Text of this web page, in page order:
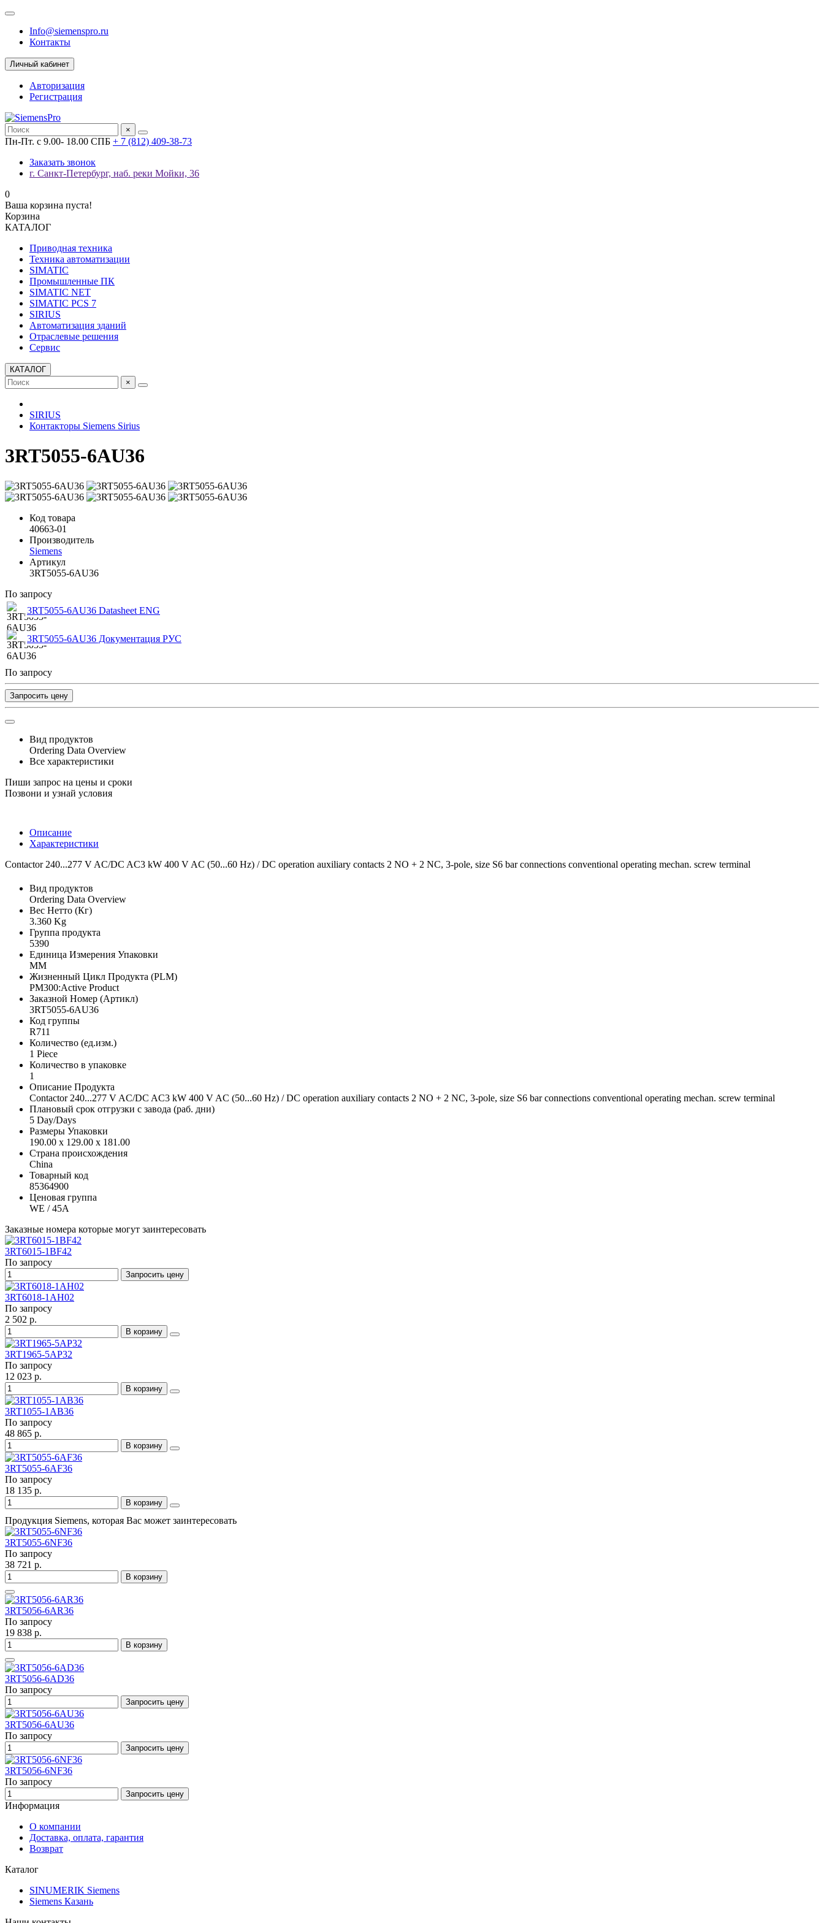
Info@siemenspro.ru
Контакты
Личный кабинет
Авторизация
Регистрация
×
Пн-Пт. с 9.00- 18.00 СПБ + 7 (812) 409-38-73
Заказать звонок
г. Санкт-Петербург, наб. реки Мойки, 36
0
Ваша корзина пуста!
Корзина
КАТАЛОГ
Приводная техника
Техника автоматизации
SIMATIC
Промышленные ПК
SIMATIC NET
SIMATIC PCS 7
SIRIUS
Автоматизация зданий
Отраслевые решения
Сервис
КАТАЛОГ
×
SIRIUS
Контакторы Siemens Sirius
3RT5055-6AU36
Код товара
40663-01
Производитель
Siemens
Артикул
3RT5055-6AU36
По запросу
3RT5055-6AU36 Datasheet ENG
3RT5055-6AU36 Документация РУС
По запросу
Запросить цену
Вид продуктов
Ordering Data Overview
Все характеристики
Пиши запрос на цены и сроки
Позвони и узнай условия
Описание
Характеристики
Contactor 240...277 V AC/DC AC3 kW 400 V AC (50...60 Hz) / DC operation auxiliary contacts 2 NO + 2 NC, 3-pole, size S6 bar connections conventional operating mechan. screw terminal
Вид продуктов
Ordering Data Overview
Вес Нетто (Кг)
3.360 Kg
Группа продукта
5390
Единица Измерения Упаковки
MM
Жизненный Цикл Продукта (PLM)
PM300:Active Product
Заказной Номер (Артикл)
3RT5055-6AU36
Код группы
R711
Количество (ед.изм.)
1 Piece
Количество в упаковке
1
Описание Продукта
Contactor 240...277 V AC/DC AC3 kW 400 V AC (50...60 Hz) / DC operation auxiliary contacts 2 NO + 2 NC, 3-pole, size S6 bar connections conventional operating mechan. screw terminal
Плановый срок отгрузки с завода (раб. дни)
5 Day/Days
Размеры Упаковки
190.00 x 129.00 x 181.00
Страна происхождения
China
Товарный код
85364900
Ценовая группа
WE / 45A
Заказные номера которые могут заинтересовать
3RT6015-1BF42
По запросу
Запросить цену
3RT6018-1AH02
По запросу
2 502 р.
В корзину
3RT1965-5AP32
По запросу
12 023 р.
В корзину
3RT1055-1AB36
По запросу
48 865 р.
В корзину
3RT5055-6AF36
По запросу
18 135 р.
В корзину
Продукция Siemens, которая Вас может заинтересовать
3RT5055-6NF36
По запросу
38 721 р.
В корзину
3RT5056-6AR36
По запросу
19 838 р.
В корзину
3RT5056-6AD36
По запросу
Запросить цену
3RT5056-6AU36
По запросу
Запросить цену
3RT5056-6NF36
По запросу
Запросить цену
Информация
О компании
Доставка, оплата, гарантия
Возврат
Каталог
SINUMERIK Siemens
Siemens Казань